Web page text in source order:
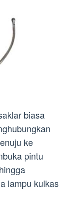
biasa
ke
pintu
lampu kulkas